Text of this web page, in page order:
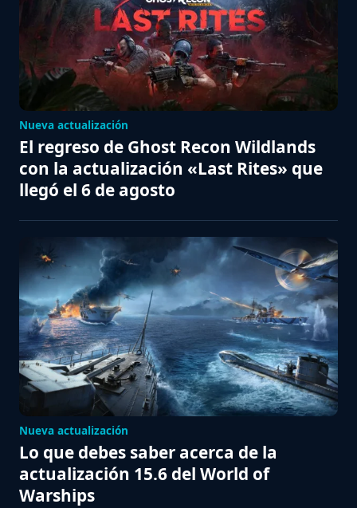
Nueva actualización
El regreso de Ghost Recon Wildlands
con la actualización «Last Rites» que
llegó el 6 de agosto
Nueva actualización
Lo que debes saber acerca de la
actualización 15.6 del World of
Warships